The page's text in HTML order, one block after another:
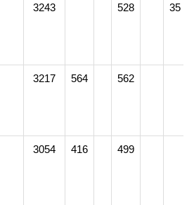
3243 528 35
3217 564 562
3054 416 499